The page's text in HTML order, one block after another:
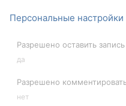
Персональные настройки
Разрешено оставить
да
Разрешено
нет